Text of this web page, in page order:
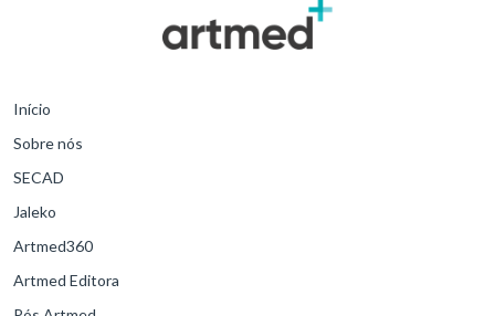
Início
Sobre nós
SECAD
Jaleko
Artmed360
Artmed Editora